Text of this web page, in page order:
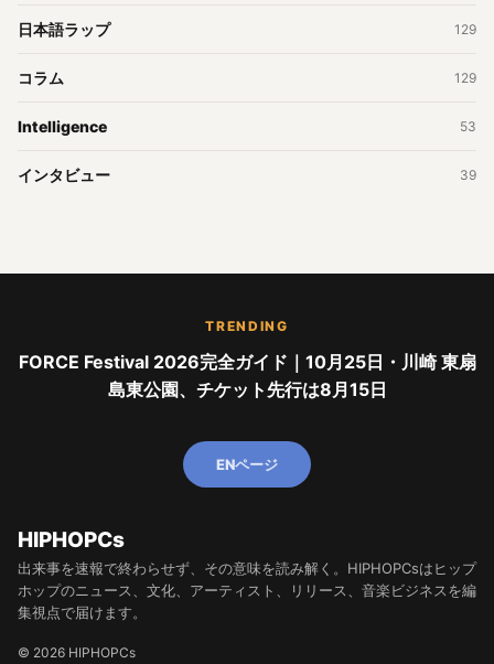
日本語ラップ 129
コラム 129
Intelligence 53
インタビュー 39
TRENDING
FORCE Festival 2026完全ガイド｜10月25日・川崎 東扇
島東公園、チケット先行は8月15日
ENページ
HIPHOPCs
出来事を速報で終わらせず、その意味を読み解く。HIPHOPCsはヒップ
ホップのニュース、文化、アーティスト、リリース、音楽ビジネスを編
集視点で届けます。
© 2026 HIPHOPCs